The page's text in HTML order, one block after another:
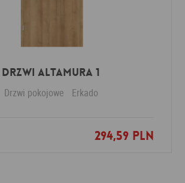
Drzwi Altamura 1
Drzwi pokojowe Erkado
294,59 PLN
Dodaj do ulubionych